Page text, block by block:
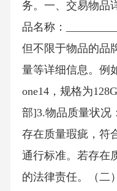
务。一、交易物品
品名称：
但不限于物品的品
量等详细信息。例
one14，规格为
部]3.物品质量状况
存在质量瑕疵，符
通行标准。若存在
的法律责任。（二